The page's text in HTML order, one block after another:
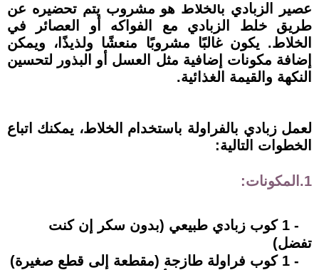
عصير الزبادي بالخلاط هو مشروب يتم تحضيره عن
طريق خلط الزبادي مع الفواكه أو العصائر في
الخلاط. يكون غالبًا مشروبًا منعشًا ولذيذًا، ويمكن
إضافة مكونات إضافية مثل العسل أو البذور لتحسين
النكهة والقيمة الغذائية.
لعمل زبادي بالفراولة باستخدام الخلاط، يمكنك اتباع
الخطوات التالية:
1.المكونات:
- 1 كوب زبادي طبيعي (بدون سكر إن كنت
تفضل)
- 1 كوب فراولة طازجة (مقطعة إلى قطع صغيرة)